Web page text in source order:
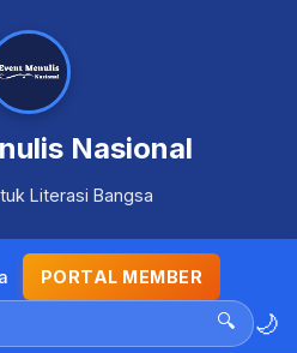
Nasional
Literasi Bangsa
PORTAL MEMBER
🔍 🌙